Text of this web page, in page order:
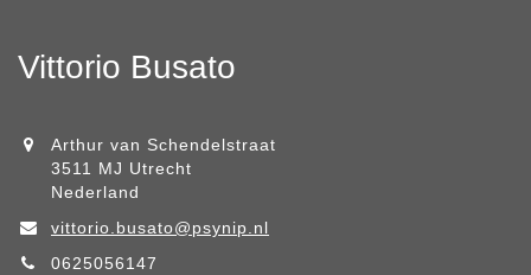
Vittorio Busato
Arthur van Schendelstraat
3511 MJ Utrecht
Nederland
vittorio.busato@psynip.nl
0625056147